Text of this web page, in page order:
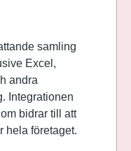
samling
Excel,
andra
Integrationen
bidrar till att
hela företaget.